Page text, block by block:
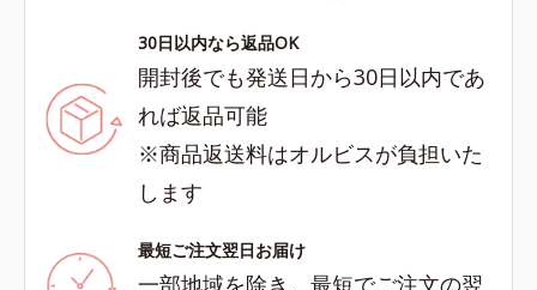
30日以内なら返品OK
開封後でも発送日から30日以内であ
れば返品可能
※商品返送料はオルビスが負担いた
します
最短ご注文翌日お届け
一部地域を除き、最短でご注文の翌